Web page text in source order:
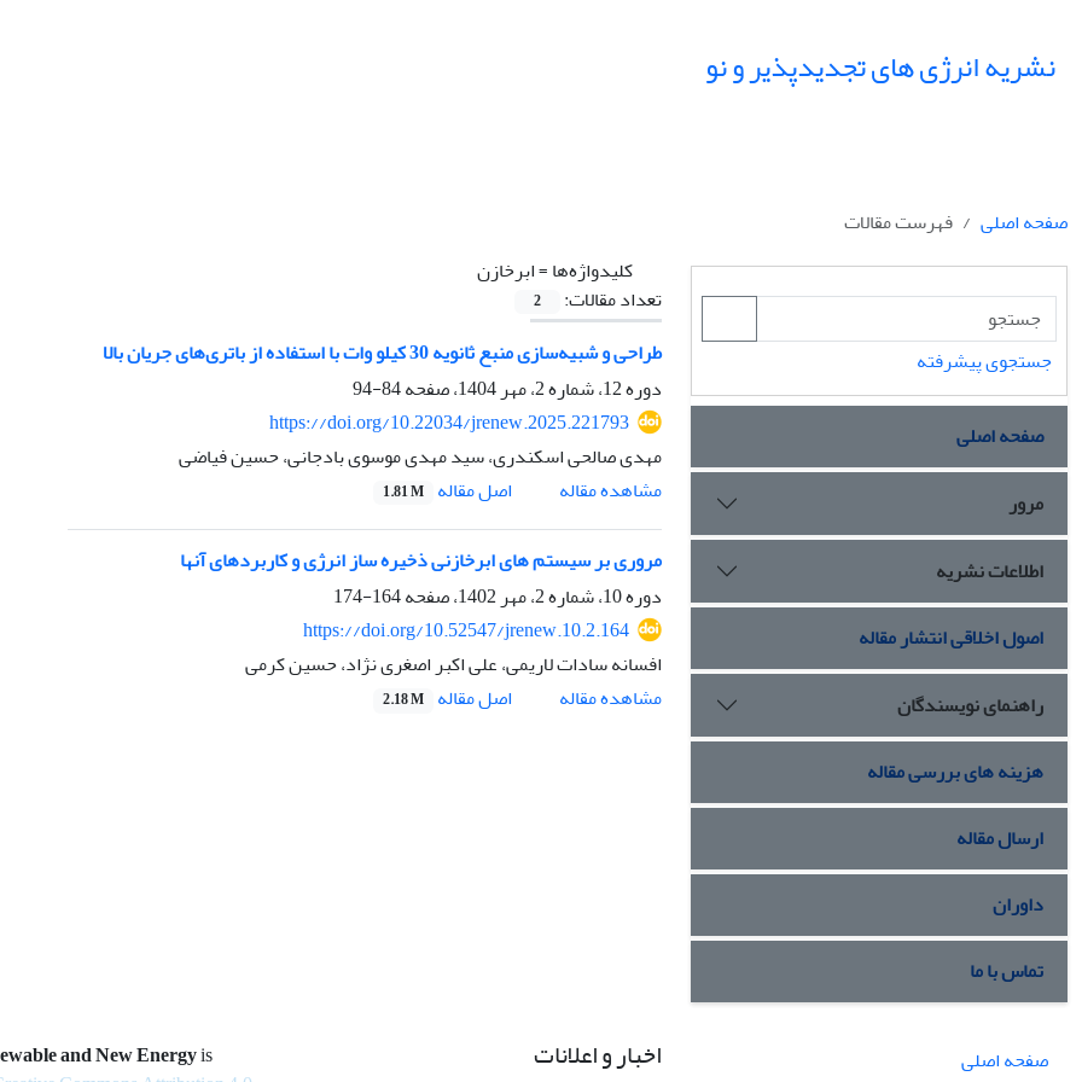
نشریه انرژی های تجدیدپذیر و نو
صفحه اصلی
فهرست مقالات
کلیدواژه‌ها =ابرخازن
تعداد مقالات:
2
طراحی و شبیه‌سازی منبع ثانویه 30 کیلو وات با استفاده از باتری‌های جریان بالا
دوره 12، شماره 2، مهر 1404، صفحه
84-94
https://doi.org/10.22034/jrenew.2025.221793
مهدی صالحی اسکندری، سید مهدی موسوی بادجانی، حسین فیاضی
مشاهده مقاله
اصل مقاله 1.81 M
مروری بر سیستم های ابرخازنی ذخیره‏ ساز انرژی و کاربردهای آن‏ها
دوره 10، شماره 2، مهر 1402، صفحه
164-174
https://doi.org/10.52547/jrenew.10.2.164
افسانه سادات لاریمی، علی اکبر اصغری نژاد، حسین کرمی
مشاهده مقاله
اصل مقاله 2.18 M
جستجوی پیشرفته
صفحه اصلی
مرور
اطلاعات نشریه
اصول اخلاقی انتشار مقاله
راهنمای نویسندگان
هزینه های بررسی مقاله
ارسال مقاله
داوران
تماس با ما
صفحه اصلی
اخبار و اعلانات and New Energyis